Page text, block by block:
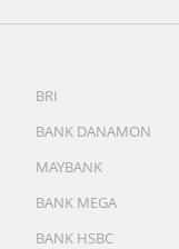
aman. Jika
tas olah raga atau
BRI
BANK DANAMON
MAYBANK
BANK MEGA
BANK HSBC